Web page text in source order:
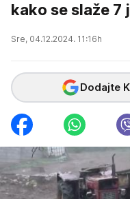
kako se slaže
Sre, 04.12.2024. 11:16h
Dodajte